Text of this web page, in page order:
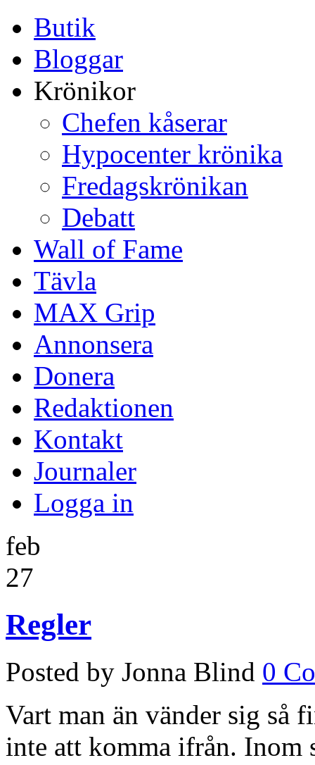
Butik
Bloggar
Krönikor
Chefen kåserar
Hypocenter krönika
Fredagskrönikan
Debatt
Wall of Fame
Tävla
MAX Grip
Annonsera
Donera
Redaktionen
Kontakt
Journaler
Logga in
feb
27
Regler
Posted by Jonna Blind 0
Vart man än vänder sig så
inte att komma ifrån. Inom